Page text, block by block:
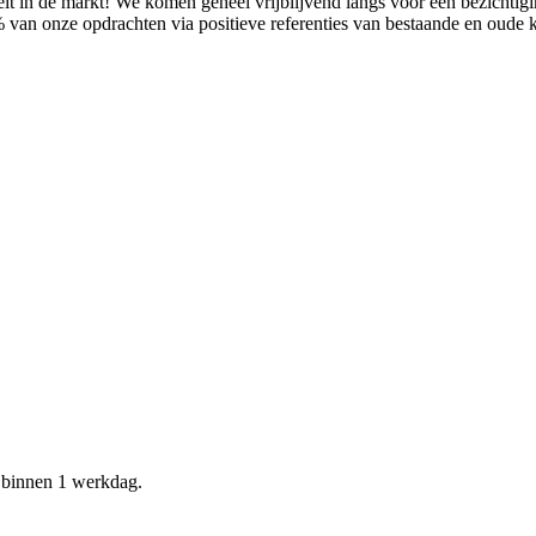
onze opdrachten via positieve referenties van bestaande en
1 werkdag.